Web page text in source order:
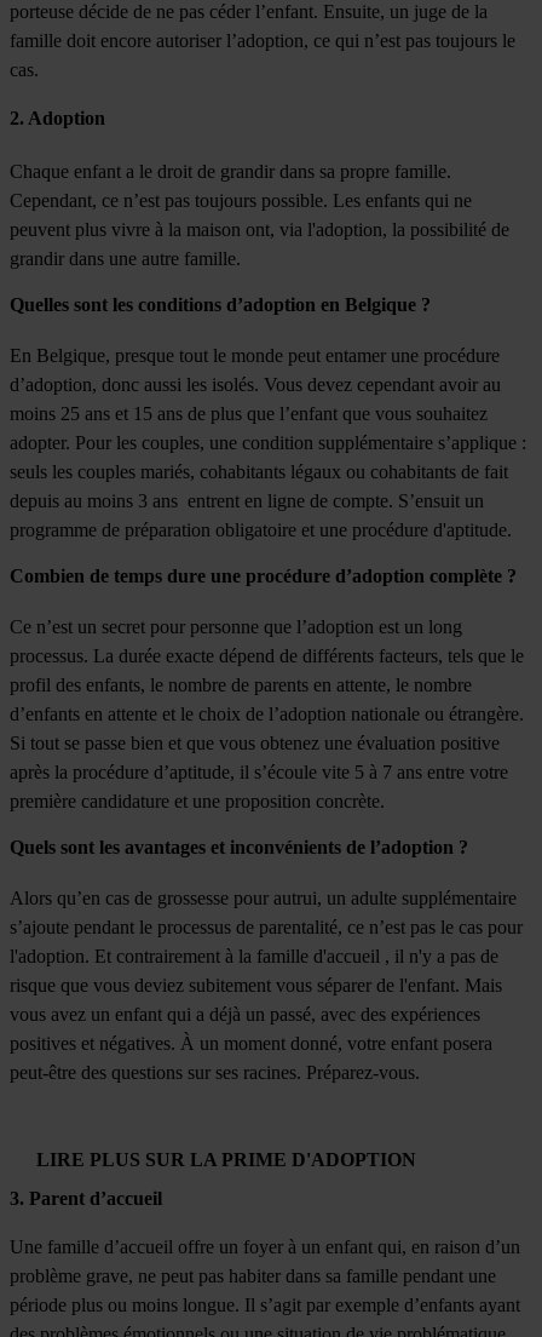
porteuse décide de ne pas céder l’enfant. Ensuite, un juge de la
famille doit encore autoriser l’adoption, ce qui n’est pas toujours le
cas.
2. Adoption
Chaque enfant a le droit de grandir dans sa propre famille.
Cependant, ce n’est pas toujours possible. Les enfants qui ne
peuvent plus vivre à la maison ont, via l'adoption, la possibilité de
grandir dans une autre famille.
Quelles sont les conditions d’adoption en Belgique ?
En Belgique, presque tout le monde peut entamer une procédure
d’adoption, donc aussi les isolés. Vous devez cependant avoir au
moins 25 ans et 15 ans de plus que l’enfant que vous souhaitez
adopter. Pour les couples, une condition supplémentaire s’applique :
seuls les couples mariés, cohabitants légaux ou cohabitants de fait
depuis au moins 3 ans entrent en ligne de compte. S’ensuit un
programme de préparation obligatoire et une procédure d'aptitude.
Combien de temps dure une procédure d’adoption complète ?
Ce n’est un secret pour personne que l’adoption est un long
processus. La durée exacte dépend de différents facteurs, tels que le
profil des enfants, le nombre de parents en attente, le nombre
d’enfants en attente et le choix de l’adoption nationale ou étrangère.
Si tout se passe bien et que vous obtenez une évaluation positive
après la procédure d’aptitude, il s’écoule vite 5 à 7 ans entre votre
première candidature et une proposition concrète.
Quels sont les avantages et inconvénients de l’adoption ?
Alors qu’en cas de grossesse pour autrui, un adulte supplémentaire
s’ajoute pendant le processus de parentalité, ce n’est pas le cas pour
l'adoption. Et contrairement à la famille d'accueil , il n'y a pas de
risque que vous deviez subitement vous séparer de l'enfant. Mais
vous avez un enfant qui a déjà un passé, avec des expériences
positives et négatives. À un moment donné, votre enfant posera
peut-être des questions sur ses racines. Préparez-vous.
LIRE PLUS SUR LA PRIME D'ADOPTION
3. Parent d’accueil
Une famille d’accueil offre un foyer à un enfant qui, en raison d’un
problème grave, ne peut pas habiter dans sa famille pendant une
période plus ou moins longue. Il s’agit par exemple d’enfants ayant